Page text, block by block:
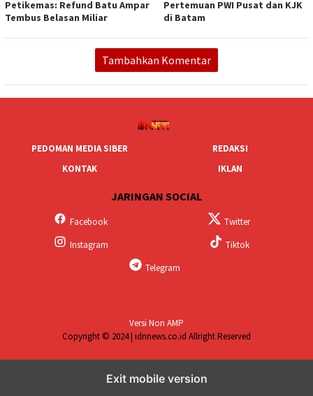
Petikemas: Refund Batu Ampar
Tembus Belasan Miliar
Pertemuan PWI Pusat dan KJK
di Batam
Tambahkan Komentar
PEDOMAN MEDIA SIBER
REDAKSI
KONTAK
IKLAN
JARINGAN SOCIAL
Facebook
Twitter
Instagram
Tiktok
Telegram
Versi Non AMP
Copyright © 2024 | idnnews.co.id Allright Reserved
Exit mobile version